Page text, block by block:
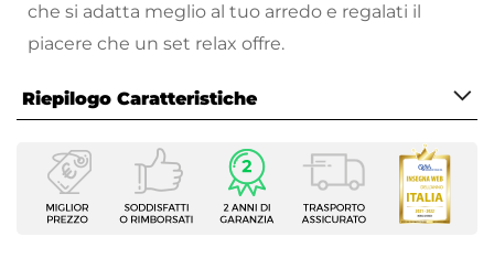
che si adatta meglio al tuo arredo e regalati il
piacere che un set relax offre.
Riepilogo Caratteristiche
Caratteristiche Generali
Tipologia
Set Relax